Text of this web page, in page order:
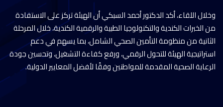
وخلال اللقاء، أكد الدكتور أحمد السبكي أن الهيئة تركز على الاستفادة
من الخبرات الكندية والتكنولوجيا الطبية والرقمية الكندية، خلال المرحلة
الثانية من منظومة التأمين الصحي الشامل، بما يسهم في دعم
استراتيجية الهيئة للتحول الرقمي، ورفع كفاءة التشغيل، وتحسين جودة
الرعاية الصحية المقدمة للمواطنين وفقًا لأفضل المعايير الدولية.